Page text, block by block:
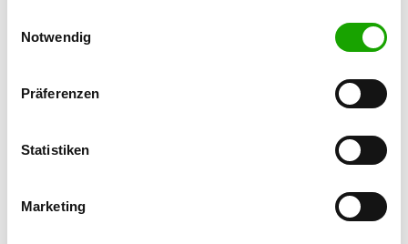
Cookies, wenn Sie unsere Webseite weiterhin nutzen.
Notwendig
Präferenzen
Statistiken
Marketing
15528 Spreenhagen
OG - Neuenhagen
Details
Lichtenauer Weg 5